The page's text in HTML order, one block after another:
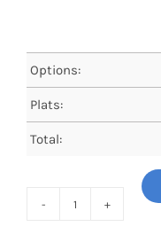
Options:
Plats:
Total: